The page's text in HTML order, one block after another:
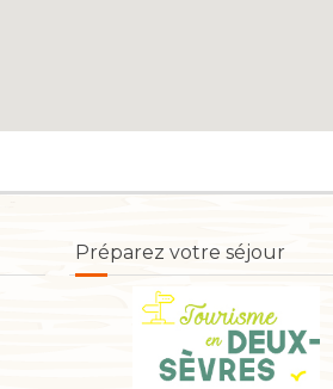
Préparez votre séjour